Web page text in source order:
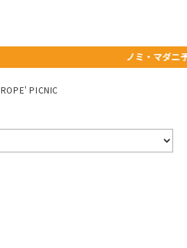
ノミ・マダニ予
ROPE' PICNIC